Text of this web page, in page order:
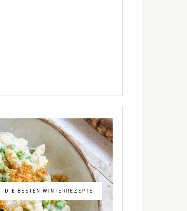
DIE BESTEN WINTERREZEPTE!